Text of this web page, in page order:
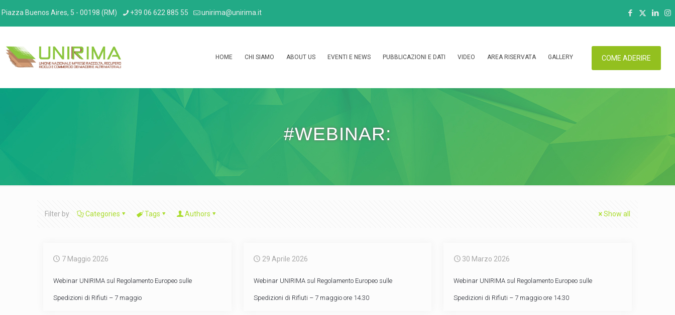
Piazza Buenos Aires, 5 - 00198 (RM) +39 06 622 885 55 unirima@unirima.it
HOME CHI SIAMO ABOUT US EVENTI E NEWS PUBBLICAZIONI E DATI VIDEO AREA RISERVATA GALLERY COME ADERIRE
#WEBINAR:
Filter by Categories Tags Authors Show all
7 Maggio 2026
Webinar UNIRIMA sul Regolamento Europeo sulle
Spedizioni di Rifiuti – 7 maggio
29 Aprile 2026
Webinar UNIRIMA sul Regolamento Europeo sulle
Spedizioni di Rifiuti – 7 maggio ore 14.30
30 Marzo 2026
Webinar UNIRIMA sul Regolamento Europeo sulle
Spedizioni di Rifiuti – 7 maggio ore 14.30